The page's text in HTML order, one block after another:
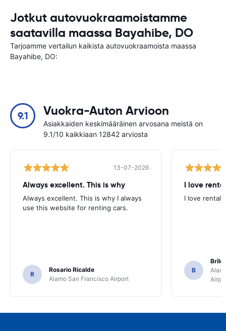
Jotkut autovuokraamoistamme
saatavilla maassa Bayahibe, DO
Tarjoamme vertailun kaikista autovuokraamoista maassa
Bayahibe, DO:
9.1 Vuokra-Auton Arvioon
Asiakkaiden keskimääräinen arvosana meistä on
9.1/10 kaikkiaan 12842 arviosta
13-07-2026
Always excellent. This is why
Always excellent. This is why I always
use this website for renting cars.
R
Rosario Ricalde
Alamo San Francisco Airport
I love
I love rental
B